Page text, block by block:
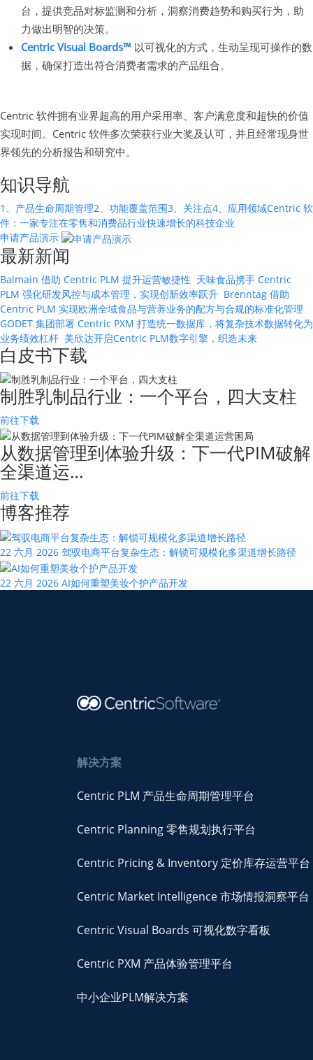
台，提供竞品对标监测和分析，洞察消费趋势和购买行为，助
力做出明智的决策。
Centric Visual Boards™ 以可视化的方式，生动呈现可操作的数
据，确保打造出符合消费者需求的产品组合。
Centric 软件拥有业界超高的用户采用率、客户满意度和超快的价值
实现时间。Centric 软件多次荣获行业大奖及认可，并且经常现身世
界领先的分析报告和研究中。
知识导航
1、产品生命周期管理2、功能覆盖范围3、关注点4、应用领域Centric 软
件：一家专注在零售和消费品行业快速增长的科技企业
申请产品演示
最新新闻
Balmain 借助 Centric PLM 提升运营敏捷性 天味食品携手 Centric
PLM 强化研发风控与成本管理，实现创新效率跃升 Brenntag 借助
Centric PLM 实现欧洲全域食品与营养业务的配方与合规的标准化管理
GODET 集团部署 Centric PXM 打造统一数据库，将复杂技术数据转化为
业务绩效杠杆 美欣达开启Centric PLM数字引擎，织造未来
白皮书下载
制胜乳制品行业：一个平台，四大支柱
前往下载
从数据管理到体验升级：下一代PIM破解
全渠道运…
前往下载
博客推荐
22 六月 2026 驾驭电商平台复杂生态：解锁可规模化多渠道增长路径
22 六月 2026 AI如何重塑美妆个护产品开发
解决方案
Centric PLM 产品生命周期管理平台
Centric Planning 零售规划执行平台
Centric Pricing & Inventory 定价库存运营平台
Centric Market Intelligence 市场情报洞察平台
Centric Visual Boards 可视化数字看板
Centric PXM 产品体验管理平台
中小企业PLM解决方案